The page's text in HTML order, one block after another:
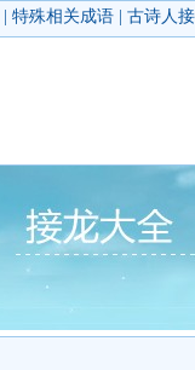
特殊相关成语 古诗人